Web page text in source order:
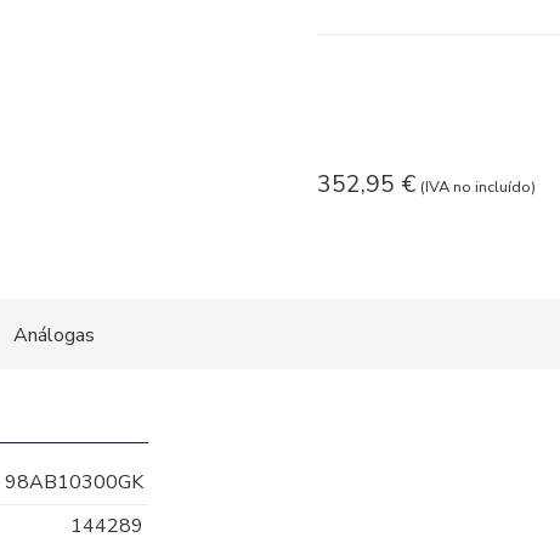
352,95 € (IVA no incluído)
Análogas
98AB10300GK
144289